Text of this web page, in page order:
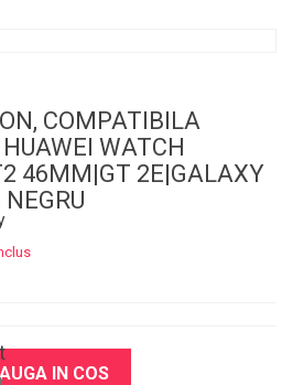
COMPATIBILA
WATCH
46MM|GT 2E|GALAXY
IN COS